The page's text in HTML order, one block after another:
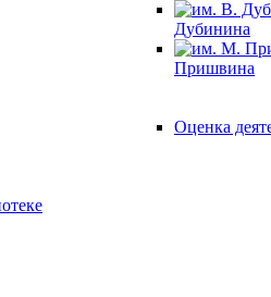
Дубинина
Пришвина
Оценка